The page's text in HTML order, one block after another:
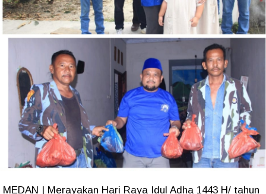
MEDAN | Merayakan Hari Raya Idul Adha 1443 H/ tahun